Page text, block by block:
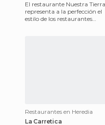
El restaurante Nuestra Tierra
representa a la perfección el
estilo de los restaurantes
Restaurantes en Heredia
La Carretica